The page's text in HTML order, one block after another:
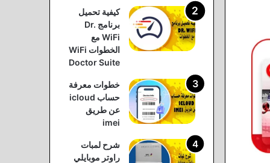
كيفية تحميل
برنامج Dr.
WiFi مع
الخطوات WiFi
Doctor Suite
خطوات معرفة
حساب icloud
عن طريق
imei
شرح لمبات
راوتر موبايلي